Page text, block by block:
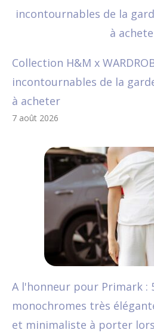
Collection H&M x
incontournables de la
à acheter
7 août 2026
A l'honneur pour Primark :
monochromes très
et minimaliste à porter